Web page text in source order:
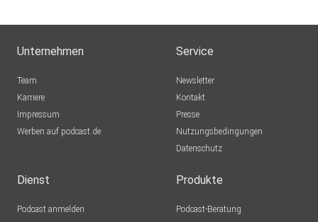
Unternehmen
Team
Karriere
Impressum
Werben auf podcast.de
Service
Newsletter
Kontakt
Presse
Nutzungsbedingungen
Datenschutz
Dienst
Podcast anmelden
Produkte
Podcast-Beratung